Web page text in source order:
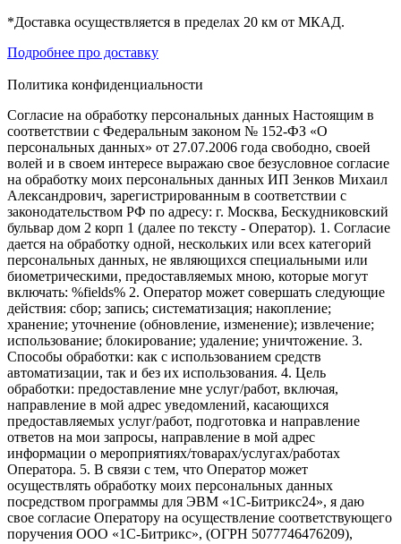
*Доставка осуществляется в пределах 20 км от МКАД.
Подробнее про доставку
Политика конфиденциальности
Согласие на обработку персональных данных Настоящим в
соответствии с Федеральным законом № 152-ФЗ «О
персональных данных» от 27.07.2006 года свободно, своей
волей и в своем интересе выражаю свое безусловное согласие
на обработку моих персональных данных ИП Зенков Михаил
Александрович, зарегистрированным в соответствии с
законодательством РФ по адресу: г. Москва, Бескудниковский
бульвар дом 2 корп 1 (далее по тексту - Оператор). 1. Согласие
дается на обработку одной, нескольких или всех категорий
персональных данных, не являющихся специальными или
биометрическими, предоставляемых мною, которые могут
включать: %fields% 2. Оператор может совершать следующие
действия: сбор; запись; систематизация; накопление;
хранение; уточнение (обновление, изменение); извлечение;
использование; блокирование; удаление; уничтожение. 3.
Способы обработки: как с использованием средств
автоматизации, так и без их использования. 4. Цель
обработки: предоставление мне услуг/работ, включая,
направление в мой адрес уведомлений, касающихся
предоставляемых услуг/работ, подготовка и направление
ответов на мои запросы, направление в мой адрес
информации о мероприятиях/товарах/услугах/работах
Оператора. 5. В связи с тем, что Оператор может
осуществлять обработку моих персональных данных
посредством программы для ЭВМ «1С-Битрикс24», я даю
свое согласие Оператору на осуществление соответствующего
поручения ООО «1С-Битрикс», (ОГРН 5077746476209),